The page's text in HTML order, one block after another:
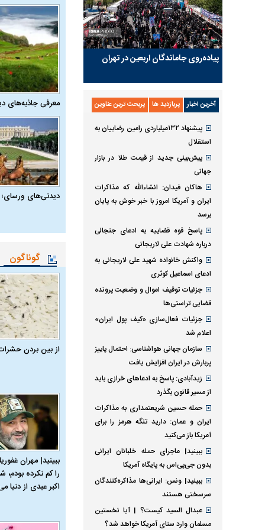
معرفی جاذبه‌های
دیدنی‌های ورسای؛
گوناگون
از بین بردن
ببینید| مهران
را کم نکرده بودم،
اکبر عبدی از دنیا
پیاده‌روی جاماندگان اربعین در تهران
آخرین اخبار پربازدید ها پربحث ترین عناوین
پیشنهاد ۱۳۲میلیاردی رامین رضاییان به
استقلال
پیش‌بینی جدید از قیمت طلا در بازار
جهانی
هاکان فیدان: انشاءالله که مذاکرات
ایران و آمریکا امروز با خبر خوش به پایان
برسد
پاسخ قوه قضاییه به ادعای جنجالی
درباره شهادت علی لاریجانی
واکنش خانواده شهید علی لاریجانی به
ادعای اسماعیل کوثری
جزئیات توقیف اموال و وضعیت پرونده
قضایی تراستی‌ها
جزئیات فعال‌سازی «کیف پول ایران»
اعلام شد
سازمان جهانی هواشناسی: احتمال پاییز
پربارش در ایران افزایش یافت
زیدآبادی: پاسخ به ادعا‌های خرازی باید
از مسیر قانون بگذرد
حمله حسین شریعتمداری به مذاکرات
ایران و عمان: دارید تنگه هرمز را برای
آمریکا باز می‌کنید
ببینید| ماجرای حمله خلبانان ایرانی
بدون جی‌پی‌اس به پایگاه آمریکا
ببینید| ونس: ایرانی‌ها مذاکره‌کنندگان
سرسختی هستند
عبدال السید کیست؟ | آیا نخستین
مسلمان وارد سنای آمریکا خواهد شد؟